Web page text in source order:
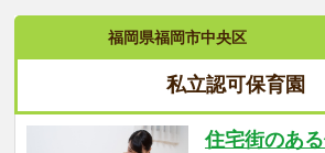
福岡県福岡市中央区
私立認可保育園
住宅街のあ